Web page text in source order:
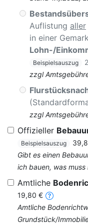
Auflistung aller
in einer
Lohn-/
Beispielsauszug
zzgl
zzgl
Offizieller
Beispielsauszug
Gibt es einen
ich bauen, was
Amtliche
19,80 €
Amtliche
Grundstück/